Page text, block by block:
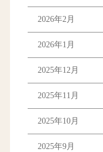
2026年2月
2026年1月
2025年12月
2025年11月
2025年10月
2025年9月